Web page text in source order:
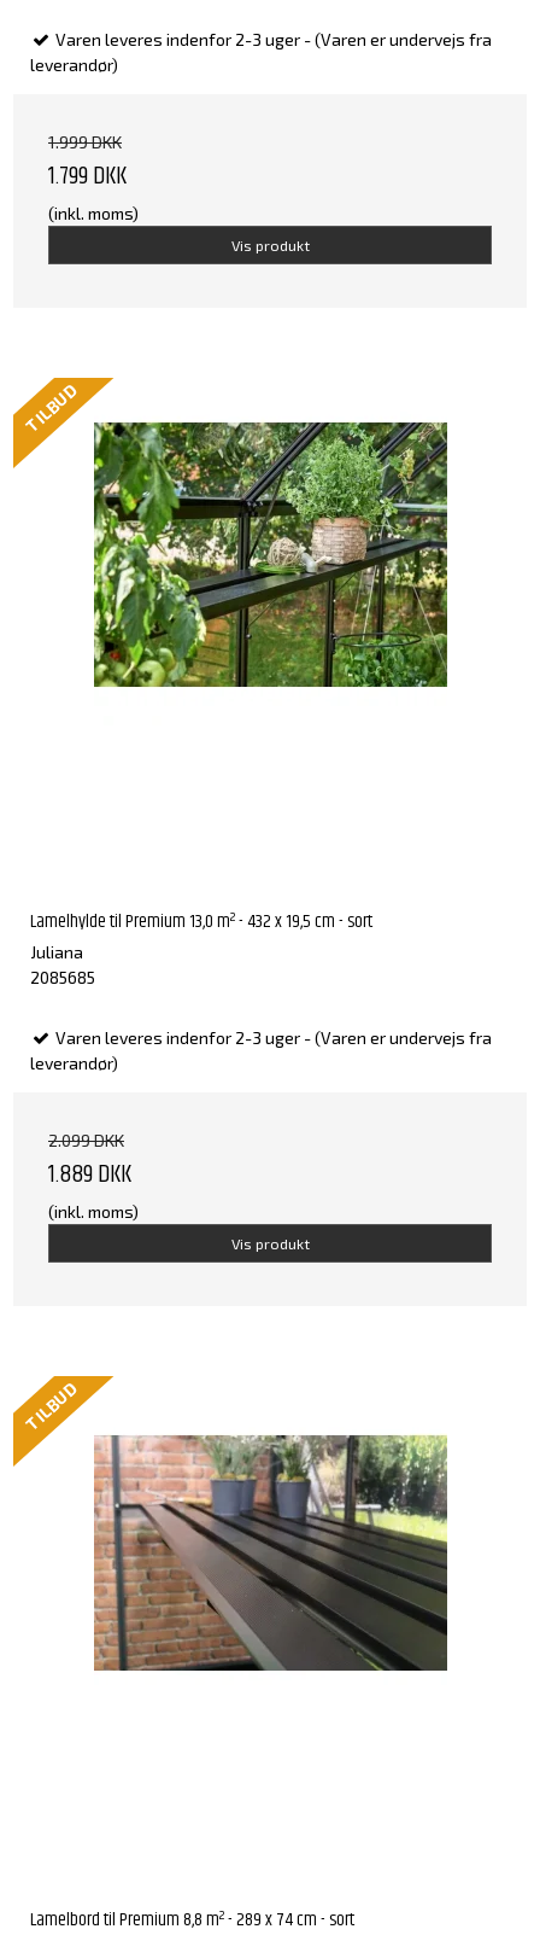
Varen leveres indenfor 2-3 uger - (Varen er undervejs fra
leverandør)
1.999 DKK
1.799 DKK
(inkl. moms)
Vis produkt
TILBUD
Lamelhylde til Premium 13,0 m² - 432 x 19,5 cm - sort
Juliana
2085685
Varen leveres indenfor 2-3 uger - (Varen er undervejs fra
leverandør)
2.099 DKK
1.889 DKK
(inkl. moms)
Vis produkt
TILBUD
Lamelbord til Premium 8,8 m² - 289 x 74 cm - sort